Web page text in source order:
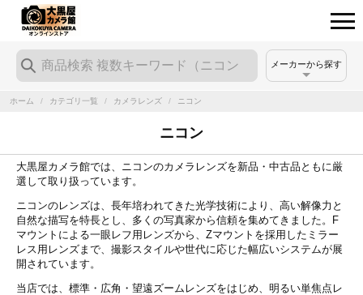
メーカーから探す
ホーム / カテゴリ一覧 / カメラレンズ / ニコン
ニコン
大黒屋カメラ館では、ニコンのカメラレンズを新品・中古品ともに厳
選して取り扱っています。
ニコンのレンズは、長年培われてきた光学技術により、高い解像力と
自然な描写を特長とし、多くの写真家から信頼を集めてきました。F
マウントによる一眼レフ用レンズから、Zマウントを採用したミラー
レス用レンズまで、撮影スタイルや世代に応じた幅広いシステムが展
開されています。
当店では、標準・広角・望遠ズームレンズをはじめ、明るい単焦点レ